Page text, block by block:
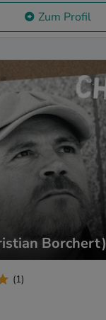
Zum Profil
Borchert)
(1)